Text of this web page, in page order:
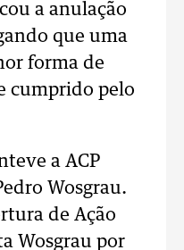
a anulação
que uma
forma de
cumprido pelo
a ACP
Wosgrau.
de Ação
Wosgrau por